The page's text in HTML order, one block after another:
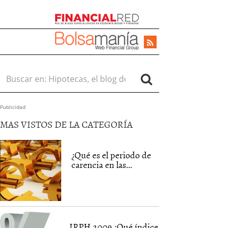
Buscar en:
Publicidad
MAS VISTOS DE LA CATEGORÍA
¿Qué es el periodo de
carencia en las...